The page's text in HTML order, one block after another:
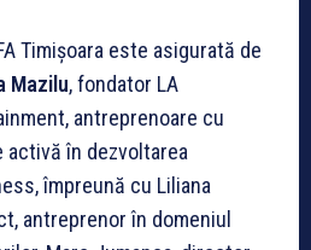
Timișoara este asigurată de
Mazilu, fondator LA
antreprenoare cu
activă în dezvoltarea
împreună cu Liliana
antreprenor în domeniul